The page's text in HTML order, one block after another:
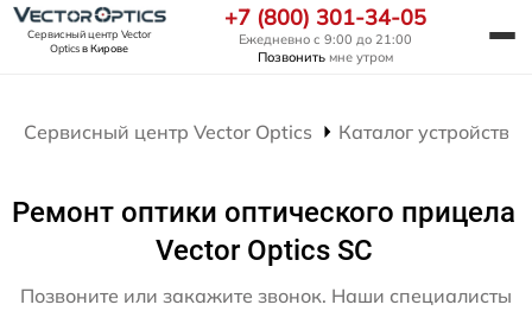
Сервисный центр Vector
Opticsв Кирове
+7 (800) 301-34-05
Ежедневно с 9:00 до 21:00
Позвонить мне утром
Сервисный центр Vector Optics Каталог устройств
Ремонт оптики оптического прицела
Vector Optics SC
Позвоните или закажите звонок. Наши специалисты